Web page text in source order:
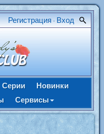
Регистрация • Вход
Серии
Новинки
Сервисы